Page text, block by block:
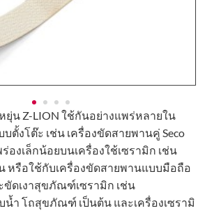
ยุ่น Z-LION ใช้กันอย่างแพร่หลายใน
ตั้งโต๊ะ เช่น เครื่องขัดสายพานคู่ Seco
งเล็กน้อยบนเครื่องใช้เซรามิก เช่น
หรือใช้กับเครื่องขัดสายพานแบบมือถือ
ดเงาสุขภัณฑ์เซรามิก เช่น
น้ำ โถสุขภัณฑ์ เป็นต้น และเครื่องเซรามิ